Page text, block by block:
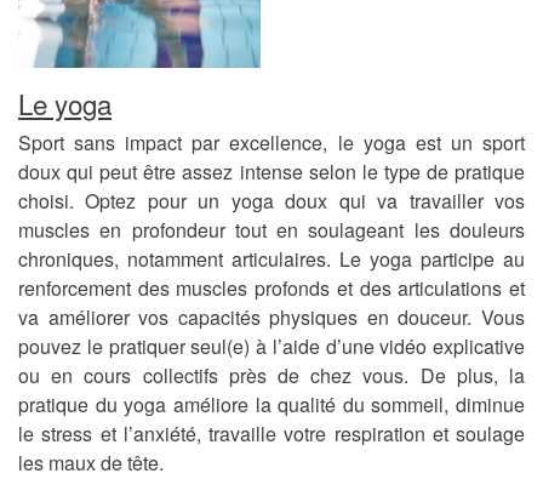
Le yoga
Sport sans impact par excellence, le yoga est un sport
doux qui peut être assez intense selon le type de pratique
choisi. Optez pour un yoga doux qui va travailler vos
muscles en profondeur tout en soulageant les douleurs
chroniques, notamment articulaires. Le yoga participe au
renforcement des muscles profonds et des articulations et
va améliorer vos capacités physiques en douceur. Vous
pouvez le pratiquer seul(e) à l’aide d’une vidéo explicative
ou en cours collectifs près de chez vous. De plus, la
pratique du yoga améliore la qualité du sommeil, diminue
le stress et l’anxiété, travaille votre respiration et soulage
les maux de tête.